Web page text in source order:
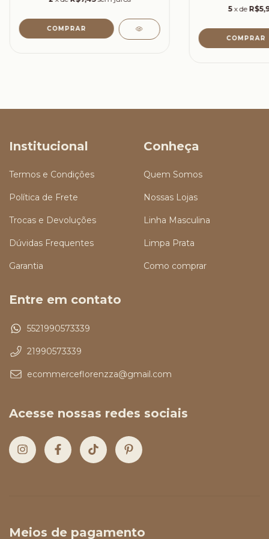
COMPRAR
5 x de
COMPRAR
Institucional
Termos e Condições
Política de Frete
Trocas e Devoluções
Dúvidas Frequentes
Garantia
Conheça
Quem Somos
Nossas Lojas
Linha Masculina
Limpa Prata
Como comprar
Entre em contato
5521990573339
21990573339
ecommerceflorenzza@gmail.com
Acesse nossas redes sociais
Meios de pagamento